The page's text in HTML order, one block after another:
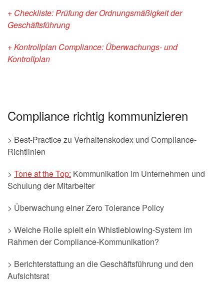
+ Checkliste: Prüfung der Ordnungsmäßigkeit der
Geschäftsführung
+ Kontrollplan Compliance: Überwachungs- und
Kontrollplan
Compliance richtig kommunizieren
> Best-Practice zu Verhaltenskodex und Compliance-
Richtlinien
> Tone at the Top: Kommunikation im Unternehmen und
Schulung der Mitarbeiter
> Überwachung einer Zero Tolerance Policy
> Welche Rolle spielt ein Whistleblowing-System im
Rahmen der Compliance-Kommunikation?
> Berichterstattung an die Geschäftsführung und den
Aufsichtsrat